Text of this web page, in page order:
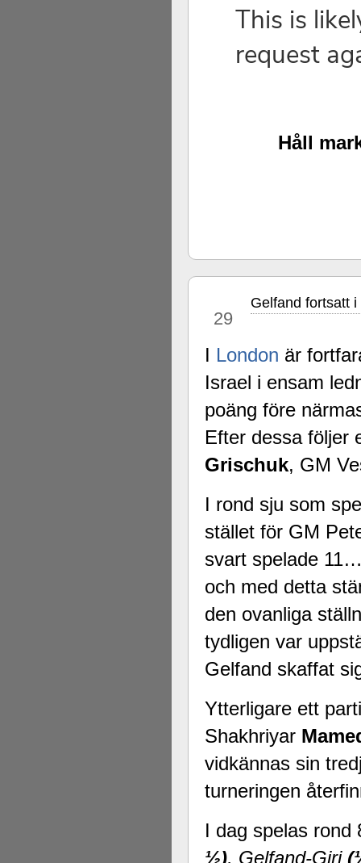
Håll
29
Gelfand fortsatt
I London är
Israel i ensam
poäng före
Efter dessa följer
Grischuk, GM
I rond sju som
stället för GM
svart spelade
och med detta
den ovanliga
tydligen var
Gelfand skaffat
Ytterligare ett
Shakhriyar
vidkännas sin
turneringen
I dag spelas
½), Gelfand-Giri